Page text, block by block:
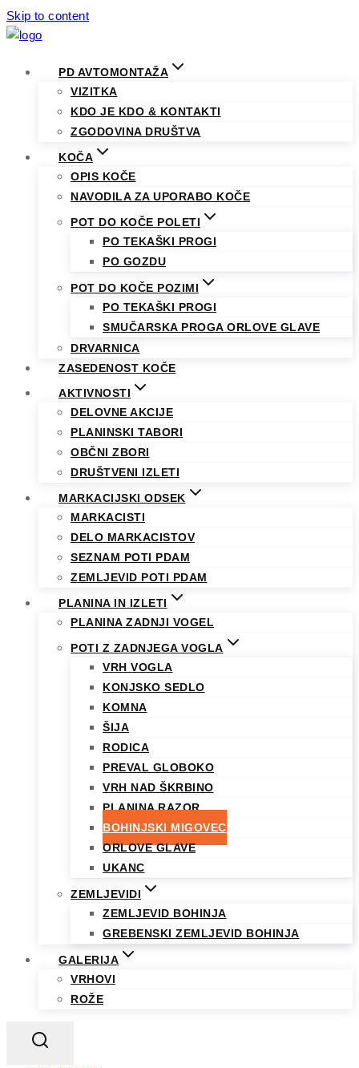
Skip to content
PD AVTOMONTAŽA
VIZITKA
KDO JE KDO & KONTAKTI
ZGODOVINA DRUŠTVA
KOČA
OPIS KOČE
NAVODILA ZA UPORABO KOČE
POT DO KOČE POLETI
PO TEKAŠKI PROGI
PO GOZDU
POT DO KOČE POZIMI
PO TEKAŠKI PROGI
SMUČARSKA PROGA ORLOVE GLAVE
DRVARNICA
ZASEDENOST KOČE
AKTIVNOSTI
DELOVNE AKCIJE
PLANINSKI TABORI
OBČNI ZBORI
DRUŠTVENI IZLETI
MARKACIJSKI ODSEK
MARKACISTI
DELO MARKACISTOV
SEZNAM POTI PDAM
ZEMLJEVID POTI PDAM
PLANINA IN IZLETI
PLANINA ZADNJI VOGEL
POTI Z ZADNJEGA VOGLA
VRH VOGLA
KONJSKO SEDLO
KOMNA
ŠIJA
RODICA
PREVAL GLOBOKO
VRH NAD ŠKRBINO
PLANINA RAZOR
BOHINJSKI MIGOVEC
ORLOVE GLAVE
UKANC
ZEMLJEVIDI
ZEMLJEVID BOHINJA
GREBENSKI ZEMLJEVID BOHINJA
GALERIJA
VRHOVI
ROŽE